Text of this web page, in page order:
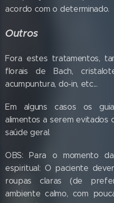
acordo com o determinado.
Outros
Fora estes tratamentos,
florais de Bach,
acumpuntura, do-in, etc...
Em alguns casos os
alimentos a serem evitados
saúde geral.
OBS: Para o momento
espiritual: O paciente
roupas claras (de
ambiente calmo, com